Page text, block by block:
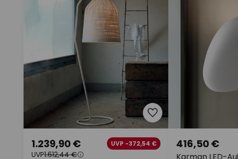
1.239,90 € UVP -372,54 €
UVP1.612,44 €
Karman LED-
416,50 €